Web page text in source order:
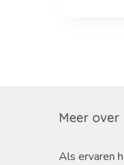
Meer over
Als ervaren